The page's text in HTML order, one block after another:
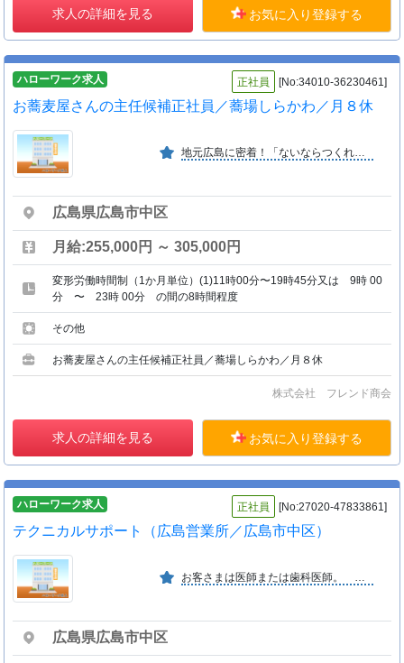
求人の詳細を見る お気に入り登録する
ハローワーク求人 正社員 [No:34010-36230461]
お蕎麦屋さんの主任候補正社員／蕎場しらかわ／月８休
地元広島に密着！「ないならつくれ！」の柔軟な発想とチャレンジで６０年以上歩み続けている企業・多様な研修プログラムが充実！ ・個々のライフスタイルに合った選べる勤務体系！
広島県広島市中区
月給:255,000円 ～ 305,000円
変形労働時間制（1か月単位）(1)11時00分〜19時45分又は 9時 00
分 〜 23時 00分 の間の8時間程度
その他
お蕎麦屋さんの主任候補正社員／蕎場しらかわ／月８休
株式会社 フレンド商会
求人の詳細を見る お気に入り登録する
ハローワーク求人 正社員 [No:27020-47833861]
テクニカルサポート（広島営業所／広島市中区）
お客さまは医師または歯科医師。 一緒に会社を創っていける仲間を求めます。
広島県広島市中区